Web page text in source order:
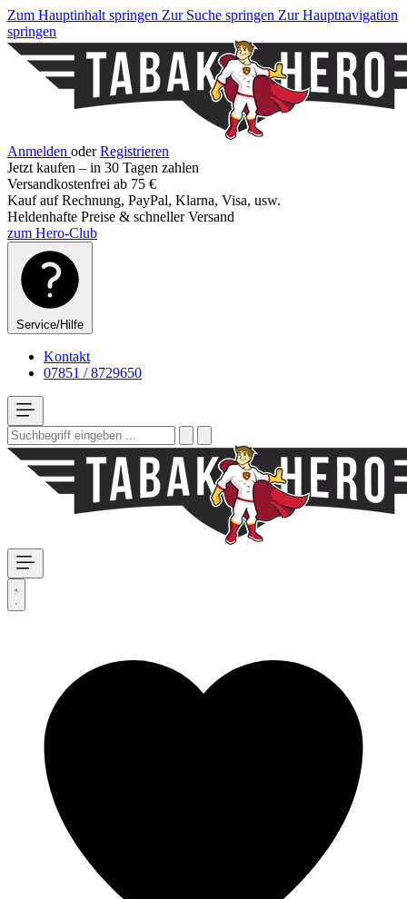
Zum Hauptinhalt springen Zur Suche springen Zur Hauptnavigation
springen
Anmelden oder Registrieren
Jetzt kaufen – in 30 Tagen zahlen
Versandkostenfrei ab 75 €
Kauf auf Rechnung, PayPal, Klarna, Visa, usw.
Heldenhafte Preise & schneller Versand
zum Hero-Club
Service/Hilfe
Kontakt
07851 / 8729650